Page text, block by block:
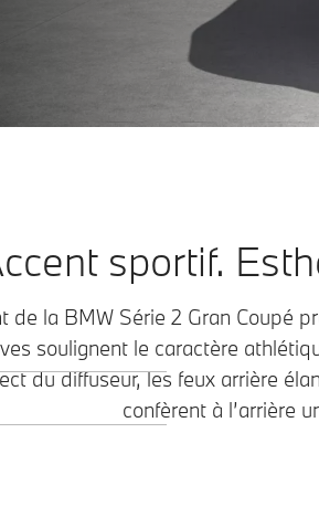
sportif.
de la BMW Série 2 Gran Coupé
soulignent le caractère
du diffuseur, les feux arrière
confèrent à l’arrière